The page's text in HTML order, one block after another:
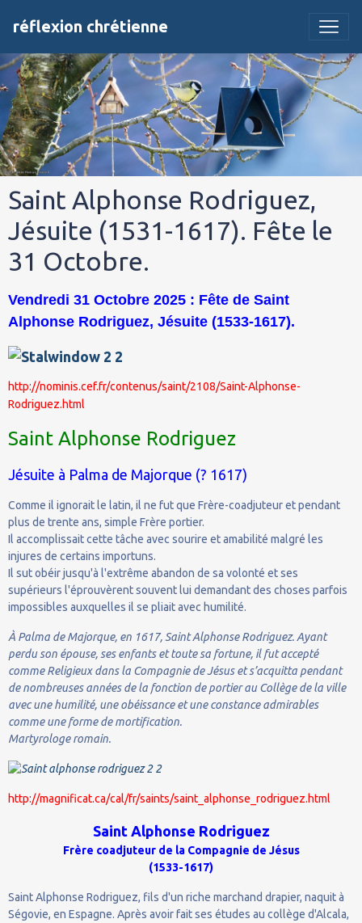
réflexion chrétienne
Saint Alphonse Rodriguez,
Jésuite (1531-1617). Fête le
31 Octobre.
Vendredi 31 Octobre 2025 : Fête de Saint
Alphonse Rodriguez, Jésuite (1533-1617).
http://nominis.cef.fr/contenus/saint/2108/Saint-Alphonse-
Rodriguez.html
Saint Alphonse Rodriguez
Jésuite à Palma de Majorque (? 1617)
Comme il ignorait le latin, il ne fut que Frère-coadjuteur et pendant
plus de trente ans, simple Frère portier.
Il accomplissait cette tâche avec sourire et amabilité malgré les
injures de certains importuns.
Il sut obéir jusqu'à l'extrême abandon de sa volonté et ses
supérieurs l'éprouvèrent souvent lui demandant des choses parfois
impossibles auxquelles il se pliait avec humilité.
À Palma de Majorque, en 1617, Saint Alphonse Rodriguez. Ayant
perdu son épouse, ses enfants et toute sa fortune, il fut accepté
comme Religieux dans la Compagnie de Jésus et s’acquitta pendant
de nombreuses années de la fonction de portier au Collège de la ville
avec une humilité, une obéissance et une constance admirables
comme une forme de mortification.
Martyrologe romain.
http://magnificat.ca/cal/fr/saints/saint_alphonse_rodriguez.html
Saint Alphonse Rodriguez
Frère coadjuteur de la Compagnie de Jésus
(1533-1617)
Saint Alphonse Rodriguez, fils d'un riche marchand drapier, naquit à
Ségovie, en Espagne. Après avoir fait ses études au collège d'Alcala,